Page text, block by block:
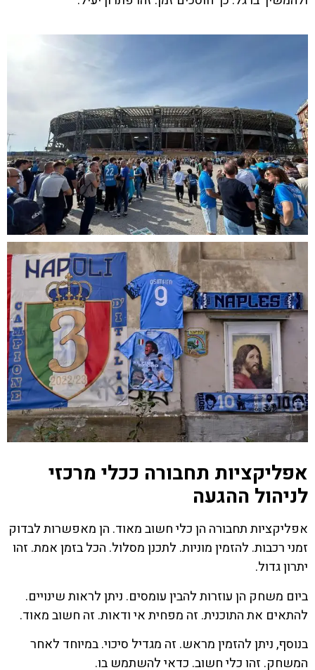
אפליקציות תחבורה ככלי מרכזי
לניהול ההגעה
אפליקציות תחבורה הן כלי חשוב מאוד. הן מאפשרות לבדוק
זמני רכבות. להזמין מוניות. לתכנן מסלול. הכל בזמן אמת. זהו
יתרון גדול.
ביום משחק הן עוזרות להבין עומסים. ניתן לראות שינויים.
להתאים את התוכנית. זה מפחית אי ודאות. זה חשוב מאוד.
בנוסף, ניתן להזמין מראש. זה מגדיל סיכוי. במיוחד לאחר
המשחק. זהו כלי חשוב. כדאי להשתמש בו.